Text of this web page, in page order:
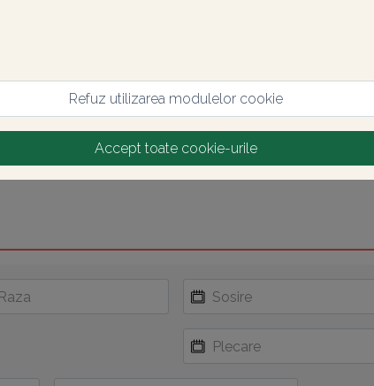
Refuz utilizarea modulelor cookie
Accept toate cookie-urile